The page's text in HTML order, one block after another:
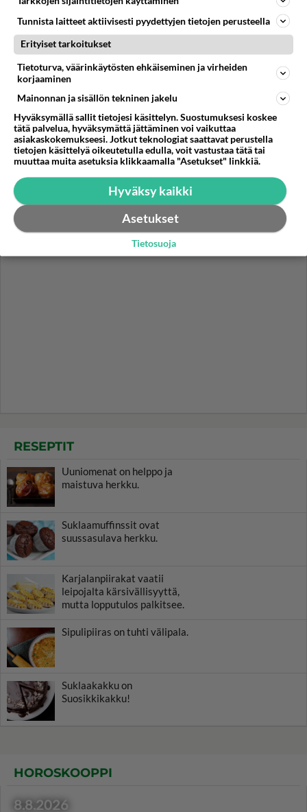
isäpuoli on tämä suosittu
laulaja
Luetuimmat: Aarne Pelkonen
yhdessä - Tätä moni jo odotti
Danny, 83, teki yllättävän
teon - Missä on 25-vuotias
Helmi Loukasmäki?
Kun yksi kauhallinen ei riitä...
Tämä helppo arkiruoka ei jää
syömättä!
RESEPTIT
Uuniomenat on helppo ja
maistuva herkku.
Suklaamuffinssit ovat
suussasulava herkku.
Karjalanpiirakat vaatii
leipojalta kärsivällisyyttä,
mutta lopputulos palkitsee.
Sipulipiiras on tuhti välipala.
Suklaakakku on
Suosikkikakku!
HOROSKOOPPI
8.8.2026
Tunnista laitteet aktiivisesti pyydettyjen tietojen perusteella
Erityiset tarkoitukset
Tietoturva, väärinkäytösten ehkäiseminen ja virheiden
korjaaminen
Mainonnan ja sisällön tekninen jakelu
Hyväksymällä sallit tietojesi käsittelyn. Suostumuksesi koskee
tätä palvelua, hyväksymättä jättäminen voi vaikuttaa
asiakaskokemukseesi. Jotkut teknologiat saattavat perustella
tietojen käsittelyä oikeutetulla edulla, voit vastustaa tätä tai
muuttaa muita asetuksia klikkaamalla "Asetukset" linkkiä.
Hyväksy kaikki
Asetukset
Tietosuoja